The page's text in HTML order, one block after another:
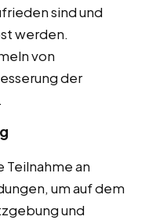
sind und
werden.
von
der
Teilnahme an
um auf dem
und